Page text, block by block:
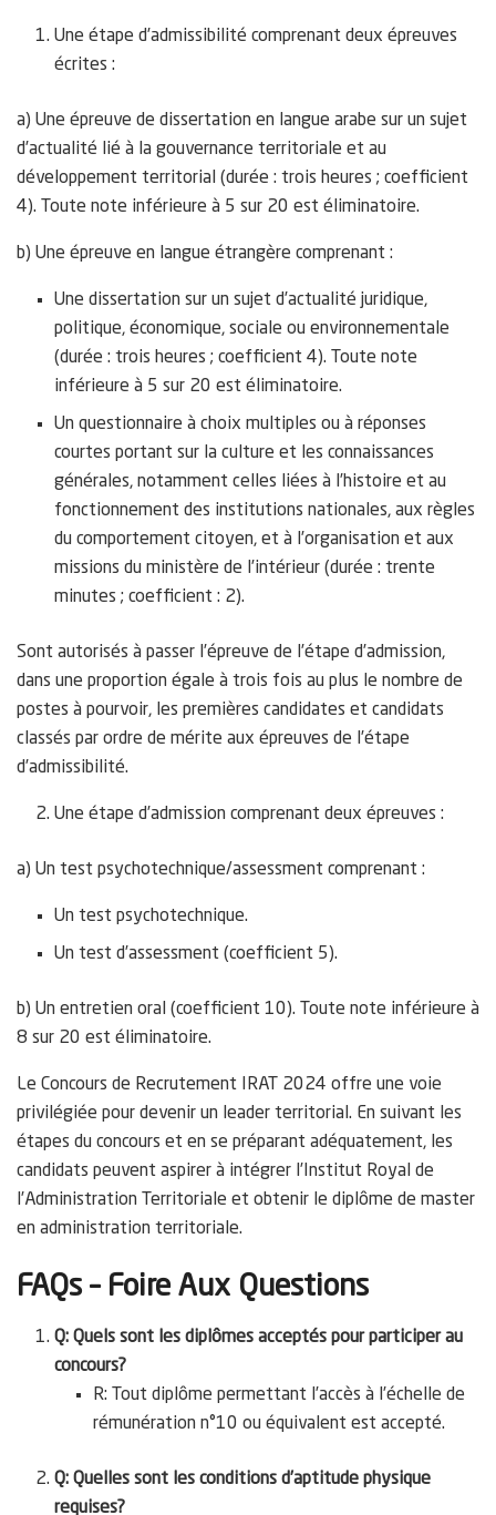
Une étape d’admissibilité comprenant deux épreuves
écrites :
a) Une épreuve de dissertation en langue arabe sur un sujet
d’actualité lié à la gouvernance territoriale et au
développement territorial (durée : trois heures ; coefficient
4). Toute note inférieure à 5 sur 20 est éliminatoire.
b) Une épreuve en langue étrangère comprenant :
Une dissertation sur un sujet d’actualité juridique,
politique, économique, sociale ou environnementale
(durée : trois heures ; coefficient 4). Toute note
inférieure à 5 sur 20 est éliminatoire.
Un questionnaire à choix multiples ou à réponses
courtes portant sur la culture et les connaissances
générales, notamment celles liées à l’histoire et au
fonctionnement des institutions nationales, aux règles
du comportement citoyen, et à l’organisation et aux
missions du ministère de l’intérieur (durée : trente
minutes ; coefficient : 2).
Sont autorisés à passer l’épreuve de l’étape d’admission,
dans une proportion égale à trois fois au plus le nombre de
postes à pourvoir, les premières candidates et candidats
classés par ordre de mérite aux épreuves de l’étape
d’admissibilité.
Une étape d’admission comprenant deux épreuves :
a) Un test psychotechnique/assessment comprenant :
Un test psychotechnique.
Un test d’assessment (coefficient 5).
b) Un entretien oral (coefficient 10). Toute note inférieure à
8 sur 20 est éliminatoire.
Le Concours de Recrutement IRAT 2024 offre une voie
privilégiée pour devenir un leader territorial. En suivant les
étapes du concours et en se préparant adéquatement, les
candidats peuvent aspirer à intégrer l’Institut Royal de
l’Administration Territoriale et obtenir le diplôme de master
en administration territoriale.
FAQs – Foire Aux Questions
Q: Quels sont les diplômes acceptés pour participer au
concours?
R: Tout diplôme permettant l’accès à l’échelle de
rémunération n°10 ou équivalent est accepté.
Q: Quelles sont les conditions d’aptitude physique
requises?